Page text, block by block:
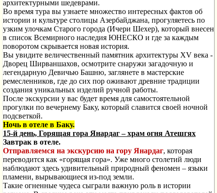
архитектурными шедеврами.
Во время тура вы узнаете множество интересных фактов об
истории и культуре столицы Азербайджана, прогуляетесь по
узким улочкам Старого города (Ичери Шехер), который внесен
в список Всемирного наследия ЮНЕСКО и где за каждым
поворотом скрывается новая история.
Вы увидите величественный памятник архитектуры XV века -
Дворец Ширваншахов, осмотрите снаружи загадочную и
легендарную Девичью Башню, заглянете в мастерские
ремесленников, где до сих пор оживают древние традиции
создания уникальных изделий ручной работы.
После экскурсии у вас будет время для самостоятельной
прогулки по вечернему Баку, который славится своей ночной
подсветкой.
Ночь в отеле в Баку.
15-й день, Горящая гора Янардаг – храм огня Атешгях
Завтрак в отеле.
Отправляемся на экскурсию на гору Янардаг, которая
переводится как «горящая гора». Уже много столетий люди
наблюдают здесь удивительный природный феномен – языки
пламени, вырывающиеся из-под земли.
Такие огненные чудеса сыграли важную роль в истории